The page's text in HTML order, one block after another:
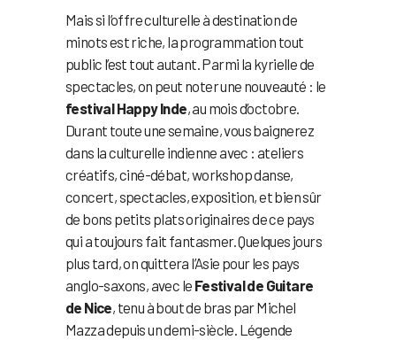
Mais si l’offre culturelle à destination de
minots est riche, la programmation tout
public l’est tout autant. Parmi la kyrielle de
spectacles, on peut noter une nouveauté : le
festival Happy Inde, au mois d’octobre.
Durant toute une semaine, vous baignerez
dans la culturelle indienne avec : ateliers
créatifs, ciné-débat, workshop danse,
concert, spectacles, exposition, et bien sûr
de bons petits plats originaires de ce pays
qui a toujours fait fantasmer. Quelques jours
plus tard, on quittera l’Asie pour les pays
anglo-saxons, avec le Festival de Guitare
de Nice, tenu à bout de bras par Michel
Mazza depuis un demi-siècle. Légende